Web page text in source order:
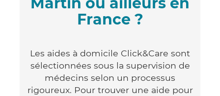
France ?
Les aides à domicile Click&Care sont
sélectionnées sous la supervision de
médecins selon un processus
rigoureux. Pour trouver une aide pour